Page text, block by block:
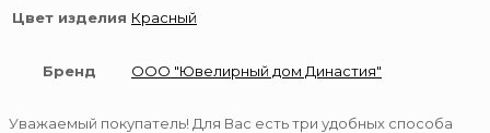
Цвет изделия Красный
Бренд ООО "Ювелирный дом Династия"
Уважаемый покупатель! Для Вас есть три удобных способа